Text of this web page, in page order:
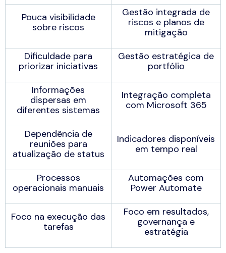
Pouca visibilidade
sobre riscos
Gestão integrada de
riscos e planos de
mitigação
Dificuldade para
priorizar iniciativas
Gestão estratégica de
portfólio
Informações
dispersas em
diferentes sistemas
Integração completa
com Microsoft 365
Dependência de
reuniões para
atualização de status
Indicadores disponíveis
em tempo real
Processos
operacionais manuais
Automações com
Power Automate
Foco na execução das
tarefas
Foco em resultados,
governança e
estratégia